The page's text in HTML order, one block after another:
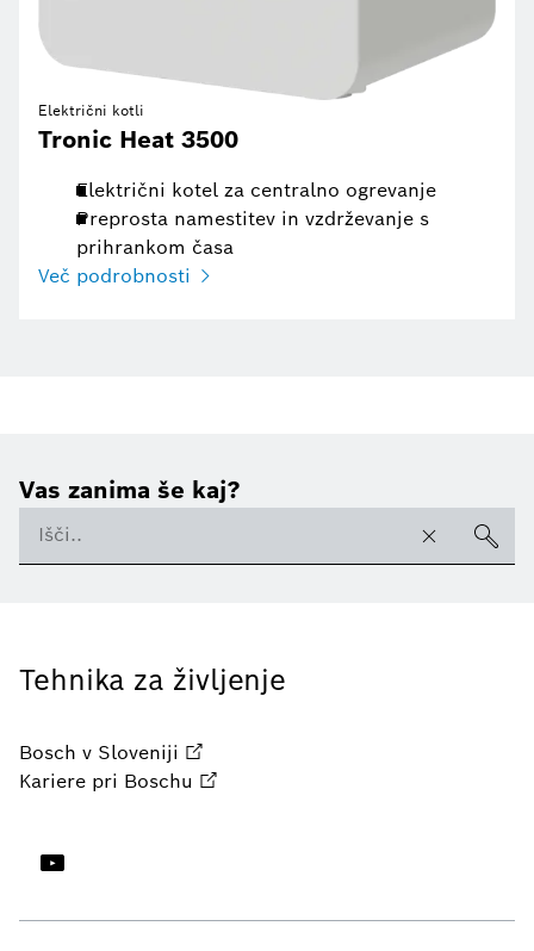
Električni kotli
Tronic Heat 3500
Električni kotel za centralno ogrevanje
Preprosta namestitev in vzdrževanje s
prihrankom časa
Več podrobnosti
Vas zanima še kaj?
Tehnika za življenje
Bosch v Sloveniji
Kariere pri Boschu